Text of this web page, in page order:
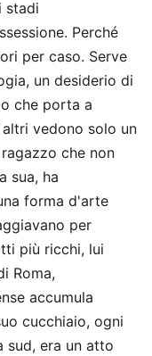
stadi
Perché
per caso. Serve
un desiderio di
che porta a
vedono solo un
che non
sua, ha
forma d'arte
per
più ricchi, lui
Roma,
accumula
cucchiaio, ogni
era un atto